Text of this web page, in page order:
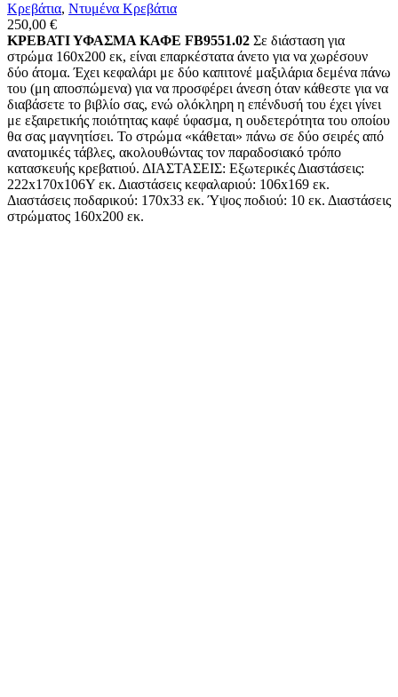
Κρεβάτια, Ντυμένα Κρεβάτια
250,00 €
ΚΡΕΒΑΤΙ ΥΦΑΣΜΑ ΚΑΦΕ FB9551.02 Σε διάσταση για
στρώμα 160x200 εκ, είναι επαρκέστατα άνετο για να χωρέσουν
δύο άτομα. Έχει κεφαλάρι με δύο καπιτονέ μαξιλάρια δεμένα πάνω
του (μη αποσπώμενα) για να προσφέρει άνεση όταν κάθεστε για να
διαβάσετε το βιβλίο σας, ενώ ολόκληρη η επένδυσή του έχει γίνει
με εξαιρετικής ποιότητας καφέ ύφασμα, η ουδετερότητα του οποίου
θα σας μαγνητίσει. Το στρώμα «κάθεται» πάνω σε δύο σειρές από
ανατομικές τάβλες, ακολουθώντας τον παραδοσιακό τρόπο
κατασκευής κρεβατιού. ΔΙΑΣΤΑΣΕΙΣ: Εξωτερικές Διαστάσεις:
222x170x106Υ εκ. Διαστάσεις κεφαλαριού: 106x169 εκ.
Διαστάσεις ποδαρικού: 170x33 εκ. Ύψος ποδιού: 10 εκ. Διαστάσεις
στρώματος 160x200 εκ.